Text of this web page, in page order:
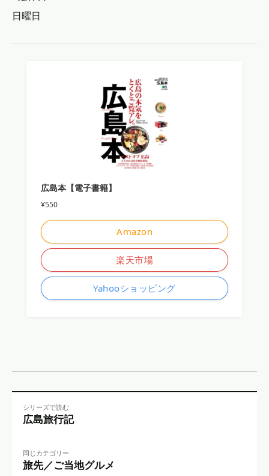
日曜日
広島本【電子書籍】
¥550
Amazon
楽天市場
Yahooショッピング
シリーズで読む
広島旅行記
同じカテゴリー
旅先／ご当地グルメ